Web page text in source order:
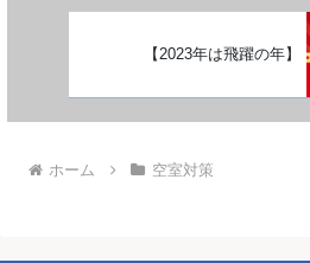
【2023年は飛躍の年】
ホーム 空室対策